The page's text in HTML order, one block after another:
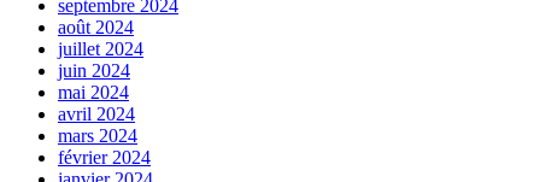
septembre 2024
août 2024
juillet 2024
juin 2024
mai 2024
avril 2024
mars 2024
février 2024